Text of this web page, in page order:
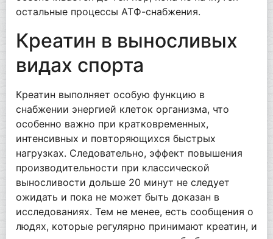
остальные процессы АТФ-снабжения.
Креатин в выносливых
видах спорта
Креатин выполняет особую функцию в
снабжении энергией клеток организма, что
особенно важно при кратковременных,
интенсивных и повторяющихся быстрых
нагрузках. Следовательно, эффект повышения
производительности при классической
выносливости дольше 20 минут не следует
ожидать и пока не может быть доказан в
исследованиях. Тем не менее, есть сообщения о
людях, которые регулярно принимают креатин, и